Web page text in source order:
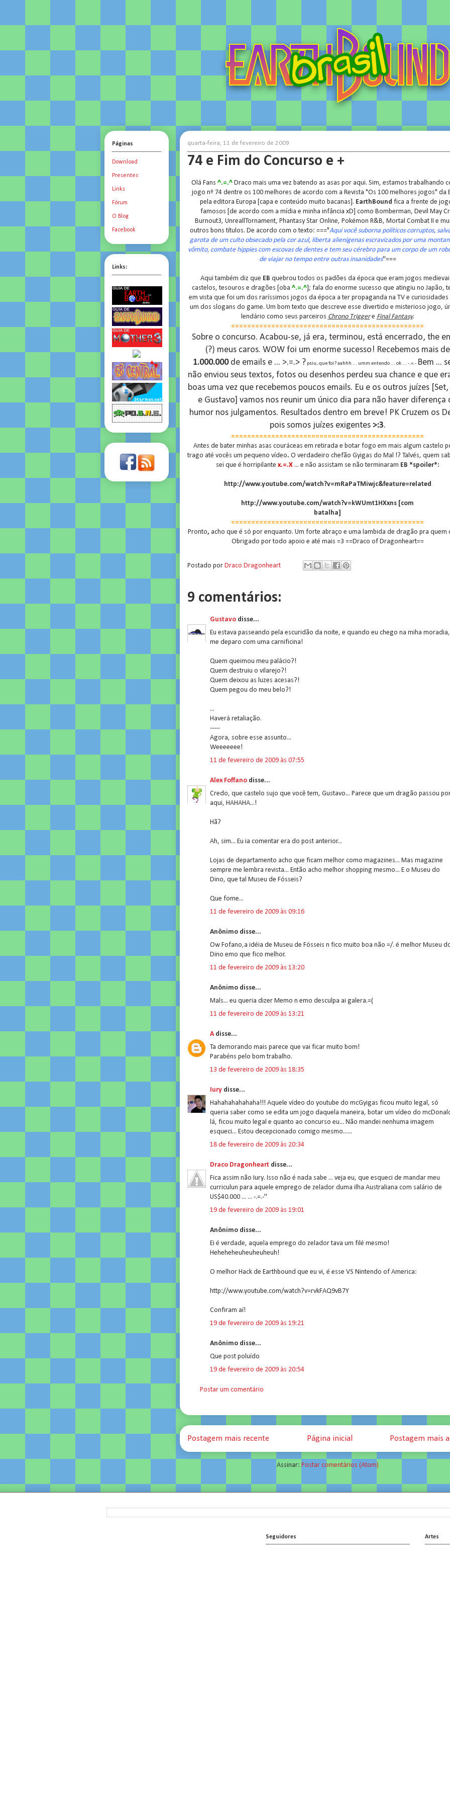
quarta-feira, 11 de fevereiro de 2009
74 e Fim do Concurso e +
Olá Fans ^.=.^ Draco mais uma vez batendo as asas por aqui. Sim, estamos trabalhando
jogo nº 74 dentre os 100 melhores de acordo com a Revista "Os 100 melhores jogos" da
pela editora Europa [capa e conteúdo muito bacanas]. EarthBound fica a frente de
famosos [de acordo com a mídia e minha infância xD] como Bomberman, Devil May
Burnout3, UnreallTornament, Phantasy Star Online, Pokémon R&B, Mortal Combat II e
outros bons títulos. De acordo com o texto: ==="Aqui você suborna políticos corruptos,
garota de um culto obsecado pela cor azul, liberta alienígenas escravizados por uma
vômito, combate hippies com escovas de dentes e tem seu cérebro para um corpo de um
de viajar no tempo entre outras insanidades''===
Aqui também diz que EB quebrou todos os padões da época que eram jogos
castelos, tesouros e dragões [oba ^.=.^ ]; fala do enorme sucesso que atingiu no Japão,
em vista que foi um dos raríssimos jogos da época a ter propaganda na TV e curiosidades
um dos slogans do game. Um bom texto que descreve esse divertido e misterioso jogo,
lendário como seus parceiros Chrono Triggere Final Fantasy.
================================================
Sobre o concurso. Acabou-se, já era, terminou, está encerrado, the
(?) meus caros. WOW foi um enorme sucesso! Recebemos mais de
1.000.000de emails e ... >.=.> ? psiu, que foi? aahhh ... umm entendo ... ok ... -.=.- Bem ...
não enviou seus textos, fotos ou desenhos perdeu sua chance e que
boas uma vez que recebemos poucos emails. Eu e os outros juízes
e Gustavo] vamos nos reunir um único dia para não haver diferença
humor nos julgamentos. Resultados dentro em breve! PK Cruzem os
pois somos juízes exigentes >:3.
================================================
Antes de bater minhas asas couráceas em retirada e botar fogo em mais algum castelo
trago até vocês um pequeno vídeo. O verdadeiro chefão Gyigas do Mal !? Talvés, quem
sei que é horripilante x.=.X ... e não assistam se não terminaram EB *spoiler*:
http://www.youtube.com/watch?v=mRaPaTMiwjc&feature=related
http://www.youtube.com/watch?v=kWUmt1HXxns [com
batalha]
================================================
Pronto, acho que é só por enquanto. Um forte abraço e uma lambida de dragão pra quem
Obrigado por todo apoio e até mais =3 ==Draco of Dragonheart==
Postado por Draco Dragonheart
9 comentários:
Gustavo disse...
Eu estava passeando pela escuridão da noite, e quando eu chego na miha moradia,
me deparo com uma carnificina!
Quem queimou meu palácio?!
Quem destruiu o vilarejo?!
Quem deixou as luzes acesas?!
Quem pegou do meu belo?!
...
Haverá retaliação.
-----
Agora, sobre esse assunto...
Weeeeeee!
11 de fevereiro de 2009 às 07:55
Alex Foffano disse...
Credo, que castelo sujo que você tem, Gustavo... Parece que um dragão passou
aqui, HAHAHA...!
Hã?
Ah, sim... Eu ia comentar era do post anterior...
Lojas de departamento acho que ficam melhor como magazines... Mas magazine
sempre me lembra revista... Então acho melhor shopping mesmo... E o Museu do
Dino, que tal Museu de Fósseis?
Que fome...
11 de fevereiro de 2009 às 09:16
Anônimo disse...
Ow Fofano,a idéia de Museu de Fósseis n fico muito boa não =/. é melhor Museu
Dino emo que fico melhor.
11 de fevereiro de 2009 às 13:20
Anônimo disse...
Mals... eu queria dizer Memo n emo desculpa ai galera.=(
11 de fevereiro de 2009 às 13:21
Adisse...
Ta demorando mais parece que vai ficar muito bom!
Parabéns pelo bom trabalho.
13 de fevereiro de 2009 às 18:35
Iury disse...
Hahahahahahaha!!! Aquele vídeo do youtube do mcGyigas ficou muito legal, só
queria saber como se edita um jogo daquela maneira, botar um vídeo do
lá, ficou muito legal e quanto ao concurso eu... Não mandei nenhuma imagem
esqueci... Estou decepcionado comigo mesmo......
18 de fevereiro de 2009 às 20:34
Draco Dragonheart disse...
Fica assim não Iury. Isso não é nada sabe ... veja eu, que esqueci de mandar meu
curriculun para aquele emprego de zelador duma ilha Australiana com salário de
US$40.000 ... ... -.=.-''
19 de fevereiro de 2009 às 19:01
Anônimo disse...
Ei é verdade, aquela emprego do zelador tava um filé mesmo!
Heheheheuheuheuheuh!
O melhor Hack de Earthbound que eu vi, é esse VS Nintendo of America:
http://www.youtube.com/watch?v=rvkFAQ9vB7Y
Confiram aí!
19 de fevereiro de 2009 às 19:21
Anônimo disse...
Que post poluído
19 de fevereiro de 2009 às 20:54
Postar um comentário
Postagem mais recente Postagem mais
Página inicial
Assinar: Postar comentários (Atom)
Páginas
Download
Presentes
Links
Fórum
O Blog
Facebook
Links:
Seguidores Artes